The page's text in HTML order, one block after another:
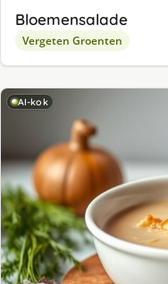
Bloemensalade
Vergeten Groenten
AI-kok